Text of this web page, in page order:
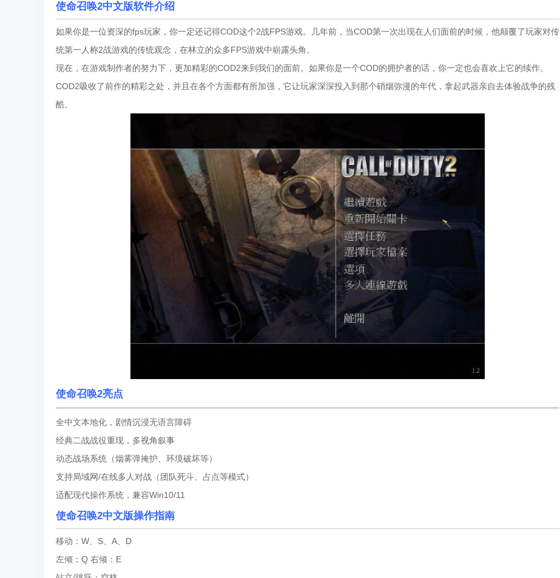
使命召唤2中文版软件介绍
如果你是一位资深的fps玩家，你一定还记得COD这个2战FPS游戏。几年前，当COD第一次出现在人们面前的时候，他颠覆了玩家对传
统第一人称2战游戏的传统观念，在林立的众多FPS游戏中崭露头角。
现在，在游戏制作者的努力下，更加精彩的COD2来到我们的面前。如果你是一个COD的拥护者的话，你一定也会喜欢上它的续作。
COD2吸收了前作的精彩之处，并且在各个方面都有所加强，它让玩家深深投入到那个硝烟弥漫的年代，拿起武器亲自去体验战争的残
酷。
使命召唤2亮点
全中文本地化，剧情沉浸无语言障碍
经典二战战役重现，多视角叙事
动态战场系统（烟雾弹掩护、环境破坏等）
支持局域网/在线多人对战（团队死斗、占点等模式）
适配现代操作系统，兼容Win10/11
使命召唤2中文版操作指南
移动：W、S、A、D
左倾：Q 右倾：E